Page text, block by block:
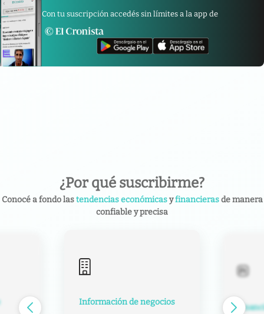
Con tu suscripción accedés sin límites a la app de
¿Por qué suscribirme?
Conocé a fondo lastendencias económicasyfinancierasde manera
confiable y precisa
Información de negocios